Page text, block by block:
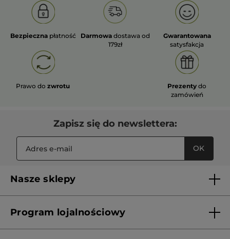
Bezpieczna płatność Darmowa dostawa od
179zł
Gwarantowana
satysfakcja
Prawo dozwrotu Prezenty do
zamówień
Zapisz się do newslettera:
OK
Nasze sklepy
Franczyza
Program lojalnościowy